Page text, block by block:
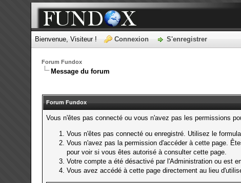
Bienvenue, Visiteur ! Connexion S'enregistrer
Forum Fundox
Message du forum
Forum Fundox
Vous n'êtes pas connecté ou vous n'avez pas les permissions
Vous n'êtes pas connecté ou enregistré. Utilisez le
Vous n'avez pas la permission d'accéder à cette page.
pour voir si vous êtes autorisé à consulter cette page.
Votre compte a été désactivé par l'Administration ou est
Vous avez accédé à cette page directement au lieu